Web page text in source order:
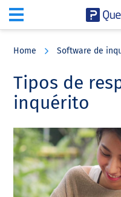
content
sidebar
Home Software de
Tipos de
inquérito